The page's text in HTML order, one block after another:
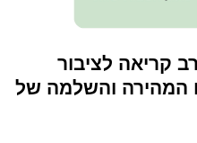
קריאה לציבור
המהירה והשלמה של